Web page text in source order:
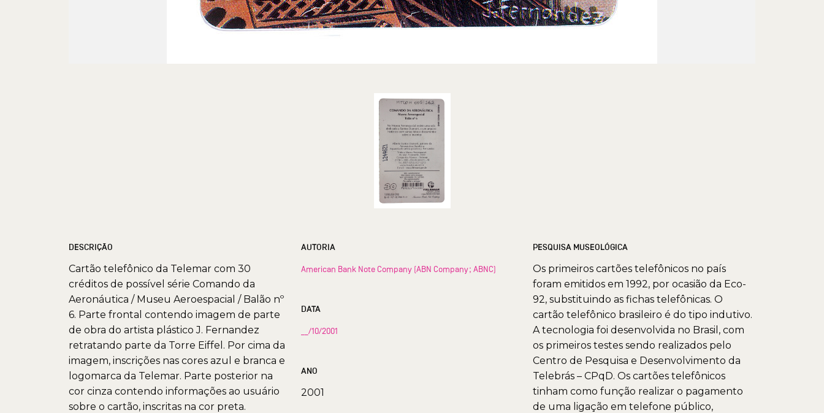
DESCRIÇÃO
Cartão telefônico da Telemar com 30
créditos de possível série Comando da
Aeronáutica / Museu Aeroespacial / Balão nº
6. Parte frontal contendo imagem de parte
de obra do artista plástico J. Fernandez
retratando parte da Torre Eiffel. Por cima da
imagem, inscrições nas cores azul e branca e
logomarca da Telemar. Parte posterior na
cor cinza contendo informações ao usuário
sobre o cartão, inscritas na cor preta.
AUTORIA
American Bank Note Company (ABN Company; ABNC)
DATA
__/10/2001
ANO
2001
PESQUISA MUSEOLÓGICA
Os primeiros cartões telefônicos no país
foram emitidos em 1992, por ocasião da Eco-
92, substituindo as fichas telefônicas. O
cartão telefônico brasileiro é do tipo indutivo.
A tecnologia foi desenvolvida no Brasil, com
os primeiros testes sendo realizados pelo
Centro de Pesquisa e Desenvolvimento da
Telebrás – CPqD. Os cartões telefônicos
tinham como função realizar o pagamento
de uma ligação em telefone público,